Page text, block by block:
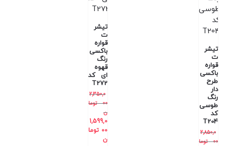
تیشر
ت
قواره
باکسی
طرح
دار
رنگ
طوسی
کد
T204
2,850,0
00
توما
تیشر
ت
قواره
باکسی
رنگ
قهوه
ای کد
T272
2,350,0
00
توما
ن
1,599,0
00 توما
ن